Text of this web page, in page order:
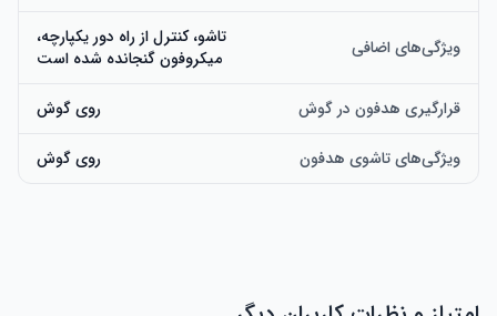
ویژگی‌های اضافی
تاشو، کنترل از راه دور یکپارچه،
میکروفون گنجانده شده است
قرارگیری هدفون در گوش روی گوش
ویژگی‌های تاشوی هدفون روی گوش